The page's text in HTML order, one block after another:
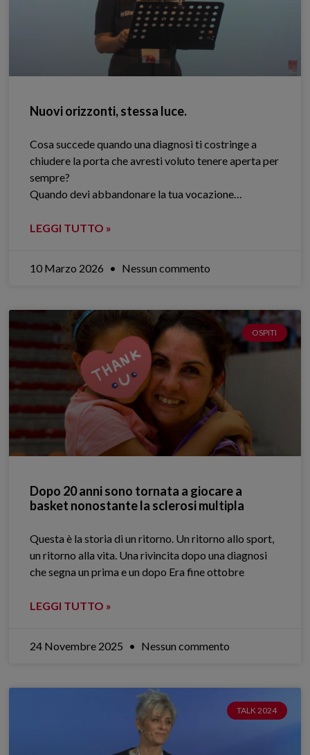
Nuovi orizzonti, stessa luce.
Cosa succede quando una diagnosi ti costringe a
chiudere la porta che avresti voluto tenere aperta per
sempre?
Quando devi abbandonare la tua vocazione…
LEGGI TUTTO »
10 Marzo 2026 Nessun commento
OSPITI
Dopo 20 anni sono tornata a giocare a
basket nonostante la sclerosi multipla
Questa è la storia di un ritorno. Un ritorno allo sport,
un ritorno alla vita. Una rivincita dopo una diagnosi
che segna un prima e un dopo Era fine ottobre
LEGGI TUTTO »
24 Novembre 2025 Nessun commento
TALK 2024